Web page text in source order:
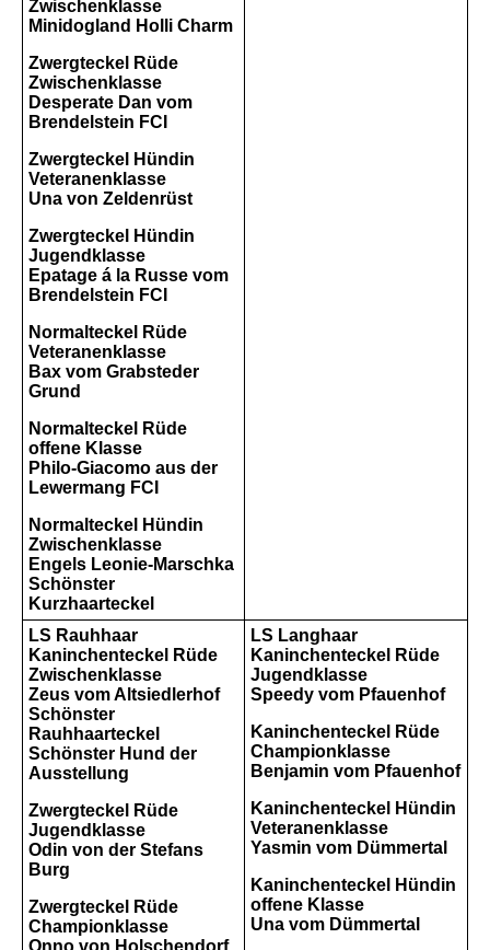
Zwischenklasse
Minidogland Holli Charm
Zwergteckel Rüde
Zwischenklasse
Desperate Dan vom
Brendelstein FCI
Zwergteckel Hündin
Veteranenklasse
Una von Zeldenrüst
Zwergteckel Hündin
Jugendklasse
Epatage á la Russe vom
Brendelstein FCI
Normalteckel Rüde
Veteranenklasse
Bax vom Grabsteder
Grund
Normalteckel Rüde
offene Klasse
Philo-Giacomo aus der
Lewermang FCI
Normalteckel Hündin
Zwischenklasse
Engels Leonie-Marschka
Schönster
Kurzhaarteckel
LS Rauhhaar
Kaninchenteckel Rüde
Zwischenklasse
Zeus vom Altsiedlerhof
Schönster
Rauhhaarteckel
Schönster Hund der
Ausstellung
Zwergteckel Rüde
Jugendklasse
Odin von der Stefans
Burg
Zwergteckel Rüde
Championklasse
LS Langhaar
Kaninchenteckel Rüde
Jugendklasse
Speedy vom Pfauenhof
Kaninchenteckel Rüde
Championklasse
Benjamin vom Pfauenhof
Kaninchenteckel Hündin
Veteranenklasse
Yasmin vom Dümmertal
Kaninchenteckel Hündin
offene Klasse
Una vom Dümmertal